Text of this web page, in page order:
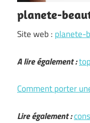
planete-
Site web : planete-
A lire également :
Comment porter
Lire également :